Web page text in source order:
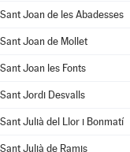
Sant Joan de les Abadesses
Sant Joan de Mollet
Sant Joan les Fonts
Sant Jordi Desvalls
Sant Julià del Llor i Bonmatí
Sant Julià de Ramis